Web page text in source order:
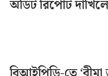
অডিট রিপোর্ট